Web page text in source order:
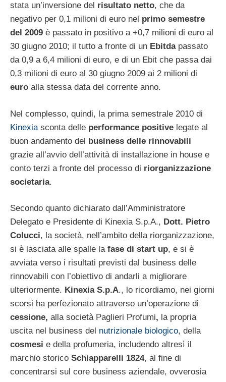
stata un’inversione del risultato netto, che da
negativo per 0,1 milioni di euro nel primo semestre
del 2009 è passato in positivo a +0,7 milioni di euro al
30 giugno 2010; il tutto a fronte di un Ebitdapassato
da 0,9 a 6,4 milioni di euro, e di un Ebit che passa dai
0,3 milioni di euro al 30 giugno 2009 ai 2 milioni di
euro alla stessa data del corrente anno.
Nel complesso, quindi, la prima semestrale 2010 di
Kinexia sconta delle performance positive legate al
buon andamento del business delle rinnovabili
grazie all’avvio dell’attività di installazione in house e
conto terzi a fronte del processo di riorganizzazione
societaria.
Secondo quanto dichiarato dall’Amministratore
Delegato e Presidente di Kinexia S.p.A., Dott. Pietro
Colucci, la società, nell’ambito della riorganizzazione,
si è lasciata alle spalle la fase di start up, e si è
avviata verso i risultati previsti dal business delle
rinnovabili con l’obiettivo di andarli a migliorare
ulteriormente. Kinexia S.p.A., lo ricordiamo, nei giorni
scorsi ha perfezionato attraverso un’operazione di
cessione, alla società Paglieri Profumi, la propria
uscita nel business del nutrizionale biologico, della
cosmesi e della profumeria, includendo altresì il
marchio storico Schiapparelli 1824, al fine di
concentrarsi sul core business aziendale, ovverosia